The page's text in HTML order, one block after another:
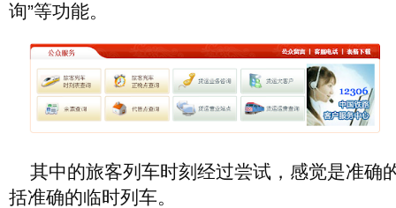
询”等功能。
其中的旅客列车时刻经过尝试，感觉是准确
括准确的临时列车。